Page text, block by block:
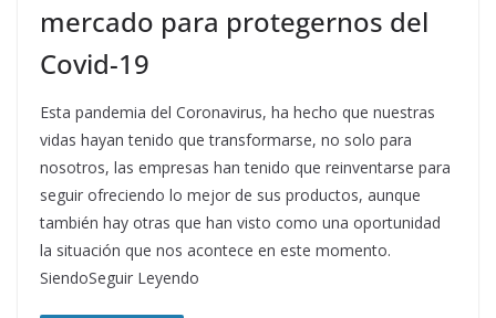
mercado para protegernos del
Covid-19
Esta pandemia del Coronavirus, ha hecho que nuestras
vidas hayan tenido que transformarse, no solo para
nosotros, las empresas han tenido que reinventarse para
seguir ofreciendo lo mejor de sus productos, aunque
también hay otras que han visto como una oportunidad
la situación que nos acontece en este momento.
SiendoSeguir Leyendo